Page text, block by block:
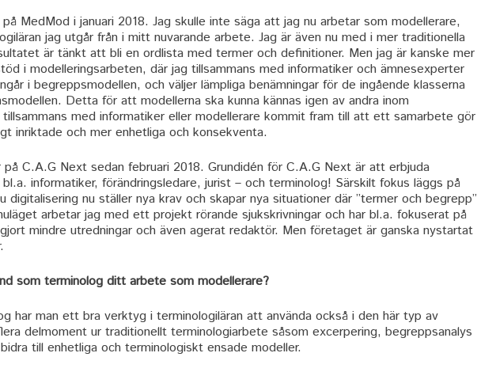
MedMod i januari 2018. Jag skulle inte säga att jag nu arbetar som modellerare,
jag utgår från i mitt nuvarande arbete. Jag är även nu med i mer traditionella
är tänkt att bli en ordlista med termer och definitioner. Men jag är kanske mer
i modelleringsarbeten, där jag tillsammans med informatiker och ämnesexperter
i begreppsmodellen, och väljer lämpliga benämningar för de ingående klasserna
Detta för att modellerna ska kunna kännas igen av andra inom
med informatiker eller modellerare kommit fram till att ett samarbete gör
inriktade och mer enhetliga och konsekventa.
på C.A.G Next sedan februari 2018. Grundidén för C.A.G Next är att erbjuda
informatiker, förändringsledare, jurist – och terminolog! Särskilt fokus läggs på
digitalisering nu ställer nya krav och skapar nya situationer där ”termer och begrepp”
arbetar jag med ett projekt rörande sjukskrivningar och har bl.a. fokuserat på
mindre utredningar och även agerat redaktör. Men företaget är ganska nystartat
som terminolog ditt arbete som modellerare?
har man ett bra verktyg i terminologiläran att använda också i den här typ av
delmoment ur traditionellt terminologiarbete såsom excerpering, begreppsanalys
till enhetliga och terminologiskt ensade modeller.